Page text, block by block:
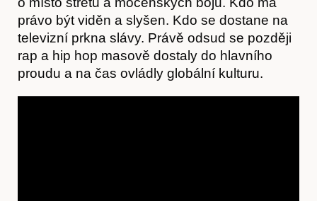
právo být viděn a slyšen. Kdo se dostane na
televizní prkna slávy. Právě odsud se později
rap a hip hop masově dostaly do hlavního
proudu a na čas ovládly globální kulturu.